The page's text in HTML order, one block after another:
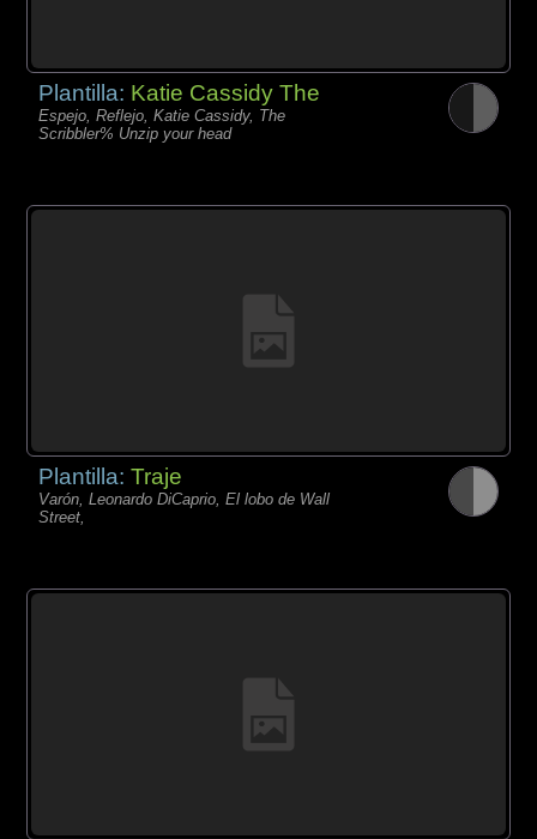
Plantilla: Katie Cassidy The
Espejo, Reflejo, Katie Cassidy, The
Scribbler% Unzip your head
Plantilla:Traje
Varón, Leonardo DiCaprio, El lobo de Wall
Street,